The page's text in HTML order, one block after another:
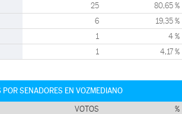
25 80,65 %
6 19,35 %
1 4 %
1 4,17 %
POR SENADORES EN VOZMEDIANO
VOTOS %